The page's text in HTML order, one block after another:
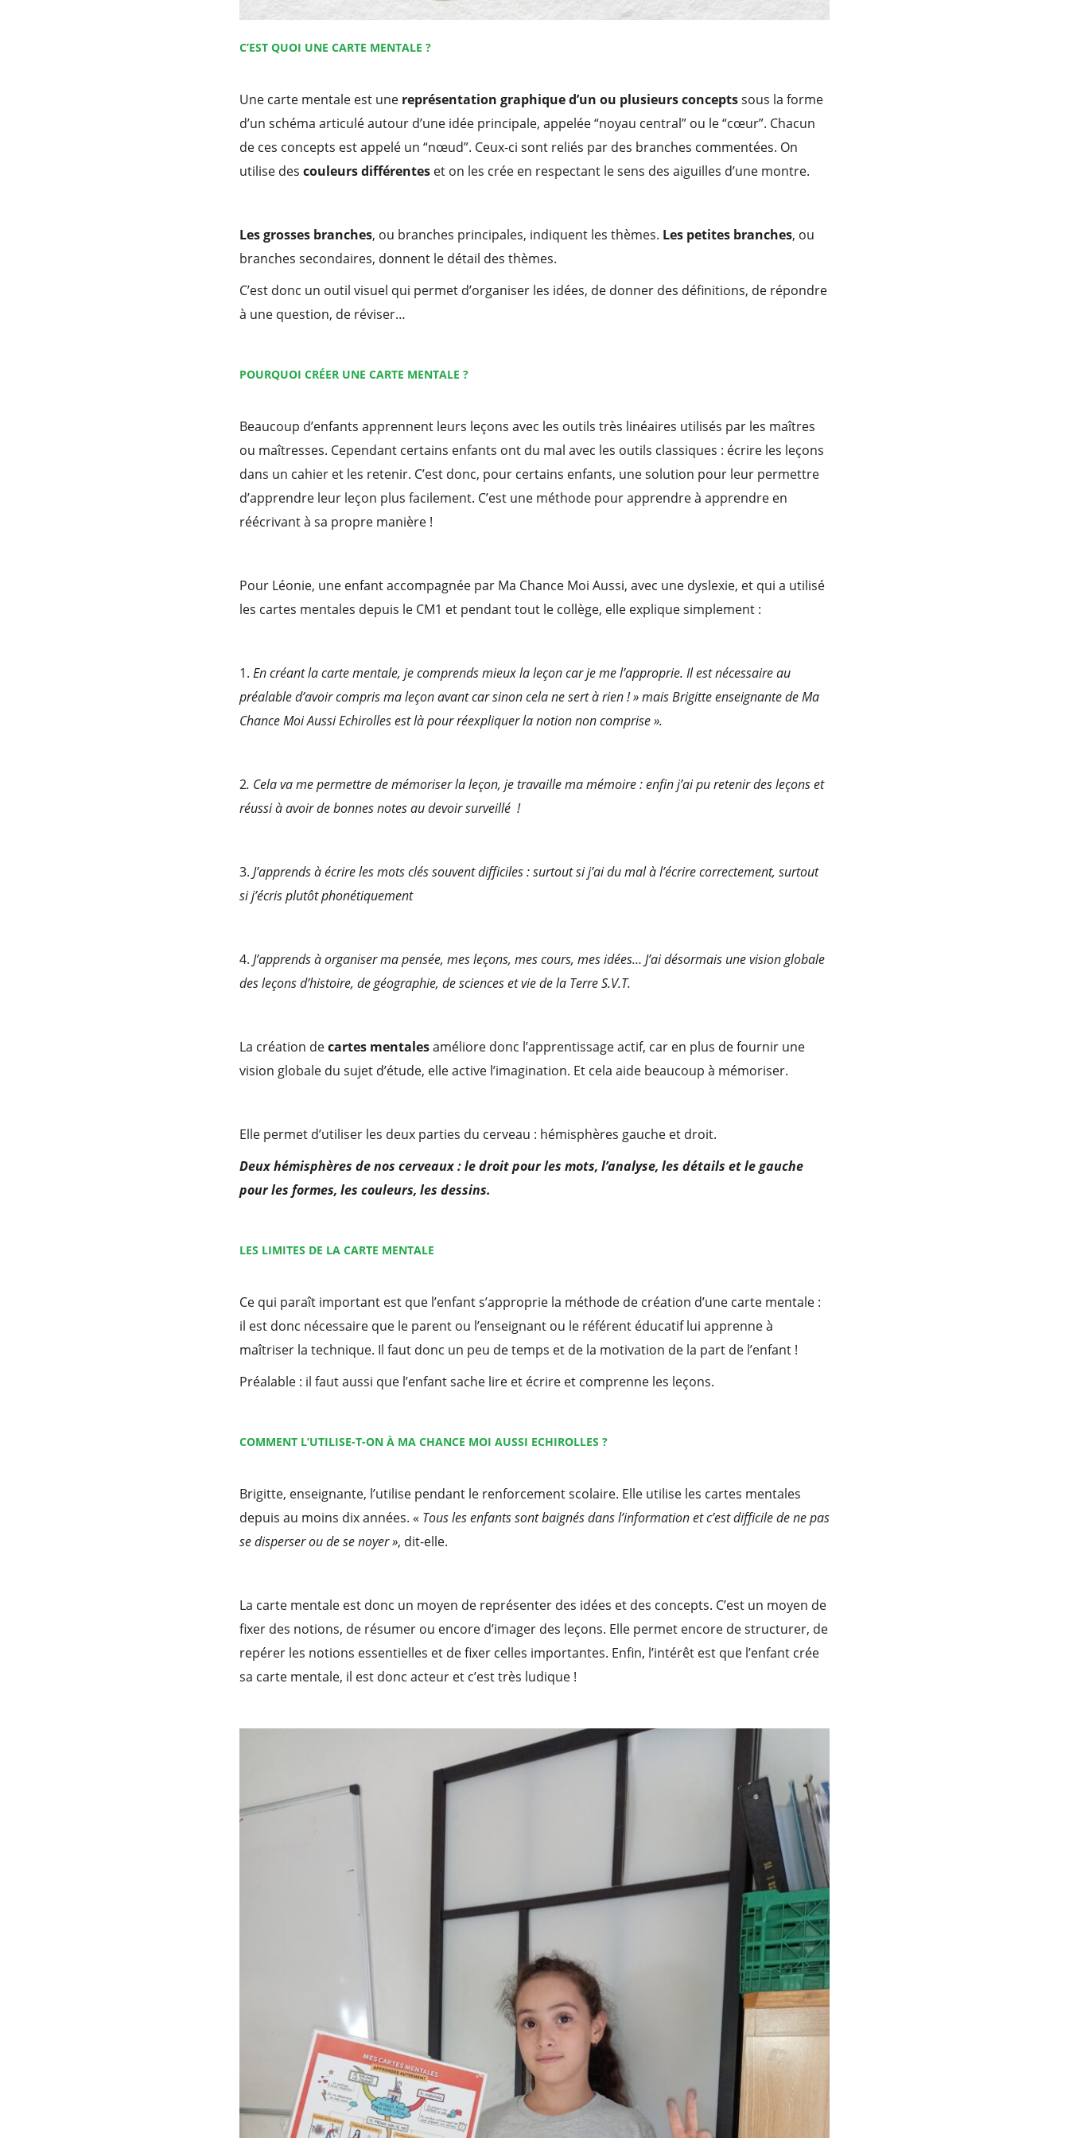
C’EST QUOI UNE CARTE MENTALE ?
Une carte mentale est une représentation graphique d’un ou plusieurs conceptssous la forme
d’un schéma articulé autour d’une idée principale, appelée “noyau central” ou le “cœur”. Chacun
de ces concepts est appelé un “nœud”. Ceux-ci sont reliés par des branches commentées. On
utilise des couleurs différentes et on les crée en respectant le sens des aiguilles d’une montre.
Les grosses branches, ou branches principales, indiquent les thèmes. Les petites branches, ou
branches secondaires, donnent le détail des thèmes.
C’est donc un outil visuel qui permet d’organiser les idées, de donner des définitions, de répondre
à une question, de réviser…
POURQUOI CRÉER UNE CARTE MENTALE ?
Beaucoup d’enfants apprennent leurs leçons avec les outils très linéaires utilisés par les maîtres
ou maîtresses. Cependant certains enfants ont du mal avec les outils classiques : écrire les leçons
dans un cahier et les retenir. C’est donc, pour certains enfants, une solution pour leur permettre
d’apprendre leur leçon plus facilement. C’est une méthode pour apprendre à apprendre en
réécrivant à sa propre manière !
Pour Léonie, une enfant accompagnée par Ma Chance Moi Aussi, avec une dyslexie, et qui a utilisé
les cartes mentales depuis le CM1 et pendant tout le collège, elle explique simplement :
1. En créant la carte mentale, je comprends mieux la leçon car je me l’approprie. Il est nécessaire au
préalable d’avoir compris ma leçon avant car sinon cela ne sert à rien ! » mais Brigitte enseignante de Ma
Chance Moi Aussi Echirolles est là pour réexpliquer la notion non comprise ».
2. Cela va me permettre de mémoriser la leçon, je travaille ma mémoire : enfin j’ai pu retenir des leçons et
réussi à avoir de bonnes notes au devoir surveillé !
3. J’apprends à écrire les mots clés souvent difficiles : surtout si j’ai du mal à l’écrire correctement, surtout
si j’écris plutôt phonétiquement
4. J’apprends à organiser ma pensée, mes leçons, mes cours, mes idées… J’ai désormais une vision globale
des leçons d’histoire, de géographie, de sciences et vie de la Terre S.V.T.
La création decartes mentalesaméliore donc l’apprentissage actif, car en plus de fournir une
vision globale du sujet d’étude, elle active l’imagination. Et cela aide beaucoup à mémoriser.
Elle permet d’utiliser les deux parties du cerveau : hémisphères gauche et droit.
Deux hémisphères de nos cerveaux : le droit pour les mots, l’analyse, les détails et le gauche
pour les formes, les couleurs, les dessins.
LES LIMITES DE LA CARTE MENTALE
Ce qui paraît important est que l’enfant s’approprie la méthode de création d’une carte mentale :
il est donc nécessaire que le parent ou l’enseignant ou le référent éducatif lui apprenne à
maîtriser la technique. Il faut donc un peu de temps et de la motivation de la part de l’enfant !
Préalable : il faut aussi que l’enfant sache lire et écrire et comprenne les leçons.
COMMENT L’UTILISE-T-ON À MA CHANCE MOI AUSSI ECHIROLLES ?
Brigitte, enseignante, l’utilise pendant le renforcement scolaire. Elle utilise les cartes mentales
depuis au moins dix années. « Tous les enfants sont baignés dans l’information et c’est difficile de ne pas
se disperser ou de se noyer », dit-elle.
La carte mentale est donc un moyen de représenter des idées et des concepts. C’est un moyen de
fixer des notions, de résumer ou encore d’imager des leçons. Elle permet encore de structurer, de
repérer les notions essentielles et de fixer celles importantes. Enfin, l’intérêt est que l’enfant crée
sa carte mentale, il est donc acteur et c’est très ludique !